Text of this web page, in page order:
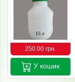
250.00 грн.
У кошик